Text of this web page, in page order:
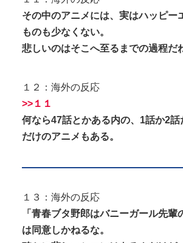
その中のアニメには、実はハッピー
ものも少なくない。
悲しいのはそこへ至るまでの過程だ
１２：海外の反応
>>１１
何なら47話とかある内の、1話か2話
だけのアニメもある。
１３：海外の反応
「青春ブタ野郎はバニーガール先輩
は同意しかねるな。